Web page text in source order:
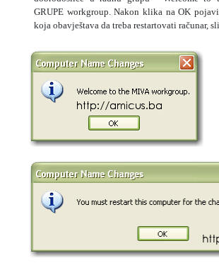
GRUPE workgroup. Nakon klika na OK
koja obavještava da treba restartovati računar,